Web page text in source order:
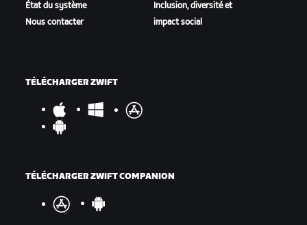
État du système
Nous contacter
Inclusion, diversité et
impact social
TÉLÉCHARGER ZWIFT
TÉLÉCHARGER ZWIFT COMPANION